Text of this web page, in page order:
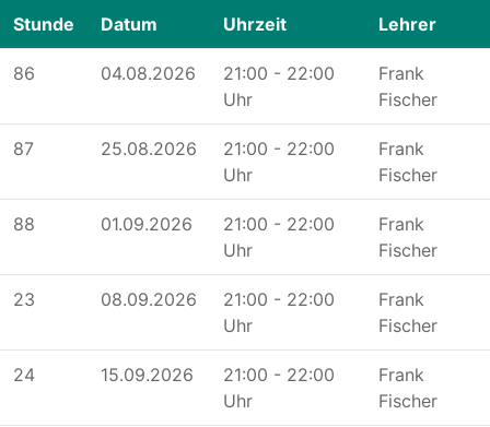
Stunde Datum Uhrzeit Lehrer
86 04.08.2026
21:00 - 22:00
Uhr
Frank
Fischer
87 25.08.2026
21:00 - 22:00
Uhr
Frank
Fischer
88 01.09.2026
21:00 - 22:00
Uhr
Frank
Fischer
23 08.09.2026
21:00 - 22:00
Uhr
Frank
Fischer
24 15.09.2026
21:00 - 22:00
Uhr
Frank
Fischer